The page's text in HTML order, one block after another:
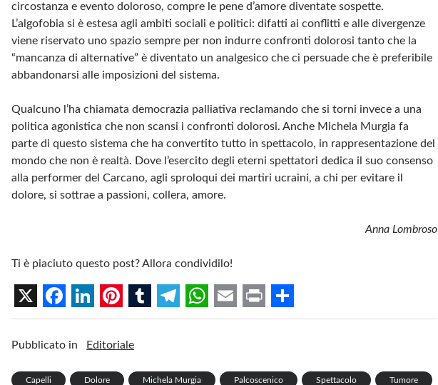
circostanza e evento doloroso, compre le pene d’amore diventate sospette.
L’algofobia si è estesa agli ambiti sociali e politici: difatti ai conflitti e alle divergenze
viene riservato uno spazio sempre per non indurre confronti dolorosi tanto che la
“mancanza di alternative” è diventato un analgesico che ci persuade che è preferibile
abbandonarsi alle imposizioni del sistema.
Qualcuno l’ha chiamata democrazia palliativa reclamando che si torni invece a una
politica agonistica che non scansi i confronti dolorosi. Anche Michela Murgia fa
parte di questo sistema che ha convertito tutto in spettacolo, in rappresentazione del
mondo che non è realtà. Dove l’esercito degli eterni spettatori dedica il suo consenso
alla performer del Carcano, agli sproloqui dei martiri ucraini, a chi per evitare il
dolore, si sottrae a passioni, collera, amore.
Anna Lombroso
Ti è piaciuto questo post? Allora condividilo!
X F
a
L
i
P
i
T
u
T
W E
P
S
Pubblicato in Editoriale
Capelli Dolore Michela Murgia Palcoscenico Spettacolo Tumore